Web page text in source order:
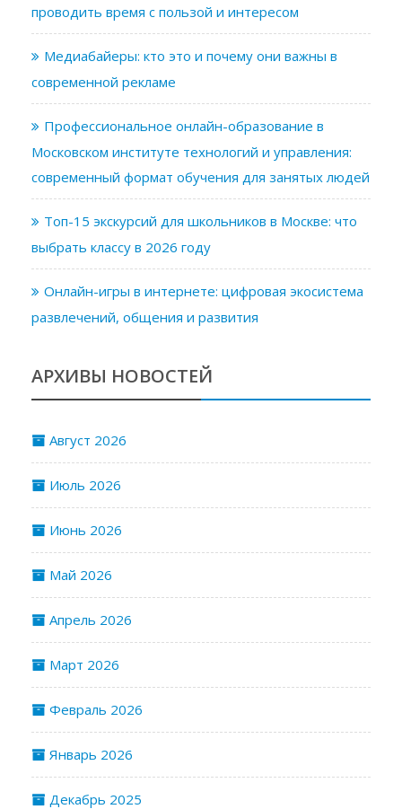
проводить время с пользой и интересом
Медиабайеры: кто это и почему они важны в
современной рекламе
Профессиональное онлайн-образование в
Московском институте технологий и управления:
современный формат обучения для занятых людей
Топ-15 экскурсий для школьников в Москве: что
выбрать классу в 2026 году
Онлайн-игры в интернете: цифровая экосистема
развлечений, общения и развития
АРХИВЫ НОВОСТЕЙ
Август 2026
Июль 2026
Июнь 2026
Май 2026
Апрель 2026
Март 2026
Февраль 2026
Январь 2026
Декабрь 2025